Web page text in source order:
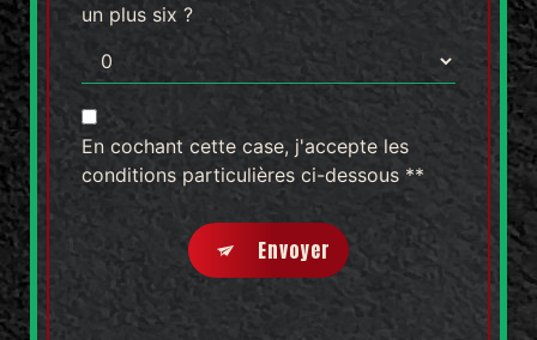
un plus six ?
En cochant cette case, j'accepte les
conditions particulières ci-dessous **
Envoyer